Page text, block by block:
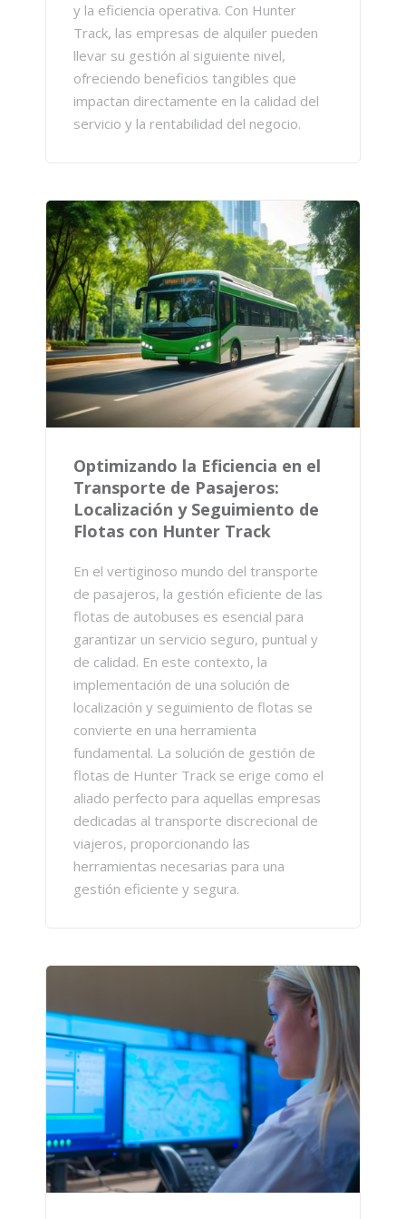
y la eficiencia operativa. Con Hunter
Track, las empresas de alquiler pueden
llevar su gestión al siguiente nivel,
ofreciendo beneficios tangibles que
impactan directamente en la calidad del
servicio y la rentabilidad del negocio.
Optimizando la Eficiencia en el
Transporte de Pasajeros:
Localización y Seguimiento de
Flotas con Hunter Track
En el vertiginoso mundo del transporte
de pasajeros, la gestión eficiente de las
flotas de autobuses es esencial para
garantizar un servicio seguro, puntual y
de calidad. En este contexto, la
implementación de una solución de
localización y seguimiento de flotas se
convierte en una herramienta
fundamental. La solución de gestión de
flotas de Hunter Track se erige como el
aliado perfecto para aquellas empresas
dedicadas al transporte discrecional de
viajeros, proporcionando las
herramientas necesarias para una
gestión eficiente y segura.